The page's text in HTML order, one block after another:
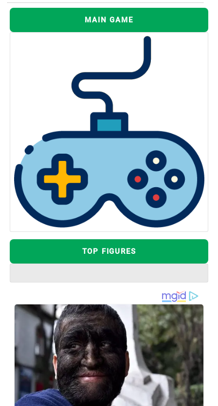
MAIN GAME
TOP FIGURES